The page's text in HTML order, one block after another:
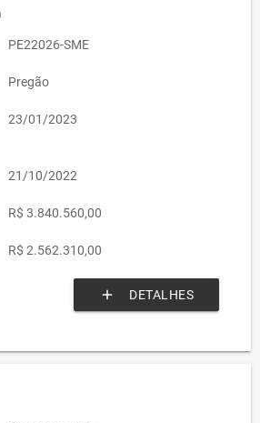
PE22026-SME
Pregão
23/01/2023
21/10/2022
R$ 3.840.560,00
R$ 2.562.310,00
add DETALHES